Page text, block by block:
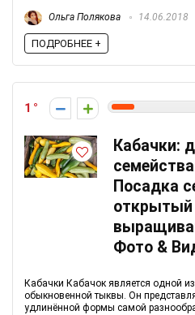
Ольга Полякова 14.06.2018
ПОДРОБНЕЕ +
1
Кабачки:
Посадка
открытый
Фото &
Кабачки Кабачок является одной
обыкновенной тыквы. Он
удлинённой формы самой